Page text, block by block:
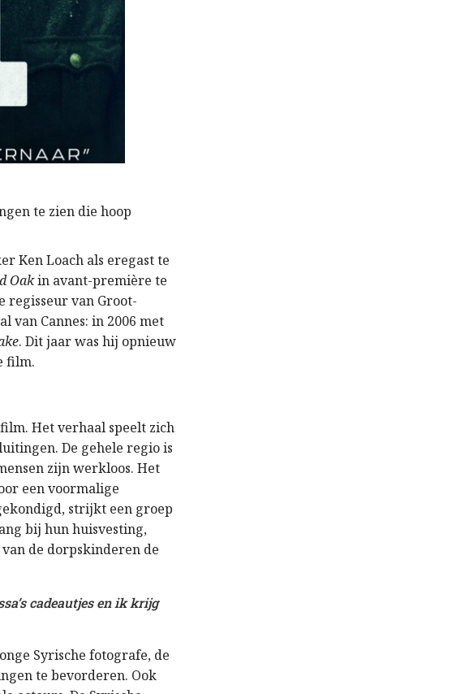
te zien die hoop
Ken Loach als eregast te
Oakin avant-première te
regisseur van Groot-
van Cannes: in 2006 met
. Dit jaar was hij opnieuw
film.
Het verhaal speelt zich
De gehele regio is
zijn werkloos. Het
een voormalige
strijkt een groep
bij hun huisvesting,
de dorpskinderen de
cadeautjes en ik krijg
Syrische fotografe, de
te bevorderen. Ook